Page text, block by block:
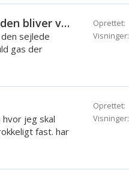
40 HK mariner går ujævn når den bliver varm
sejlede
gas der
Oprettet:
Visninger:
hvor jeg skal
fast. har
Oprettet:
Visninger: